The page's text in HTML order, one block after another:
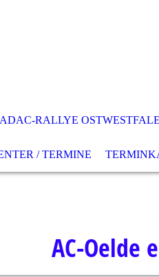
ADAC-RALLYE
/ TERMINE
AC-Oelde